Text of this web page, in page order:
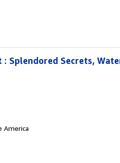
Splendored Secrets,
America